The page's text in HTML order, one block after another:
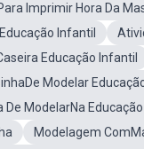
Imprimir Hora Da
Infantil
Educação Infantil
Modelar
ModelarNa
Modelagem